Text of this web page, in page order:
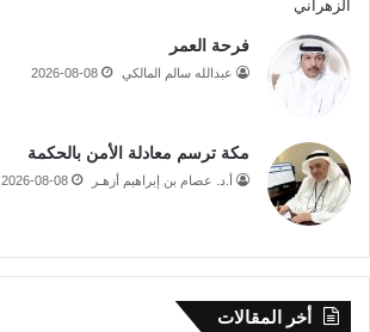
فرحة العمر
عبدالله سالم المالكي 2026-08-08
مكة ترسم معادلة الأمن بالحكمة
أ.د. عصام بن إبراهيم أزهـر 2026-08-08
أخر المقالات